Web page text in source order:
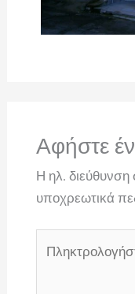
Αφήστε
Η ηλ. διεύθυνση
υποχρεωτικά
εδώ..